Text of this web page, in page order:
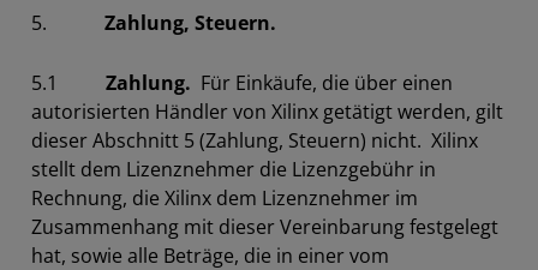
5. Zahlung, Steuern.
5.1 Zahlung. Für Einkäufe, die über einen
autorisierten Händler von Xilinx getätigt werden, gilt
dieser Abschnitt 5 (Zahlung, Steuern) nicht. Xilinx
stellt dem Lizenznehmer die Lizenzgebühr in
Rechnung, die Xilinx dem Lizenznehmer im
Zusammenhang mit dieser Vereinbarung festgelegt
hat, sowie alle Beträge, die in einer vom